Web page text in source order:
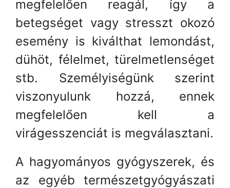
megfelelően reagál, így a
betegséget vagy stresszt okozó
esemény is kiválthat lemondást,
dühöt, félelmet, türelmetlenséget
stb. Személyiségünk szerint
viszonyulunk hozzá, ennek
megfelelően kell a
virágesszenciát is megválasztani.
A hagyományos gyógyszerek, és
az egyéb természetgyógyászati